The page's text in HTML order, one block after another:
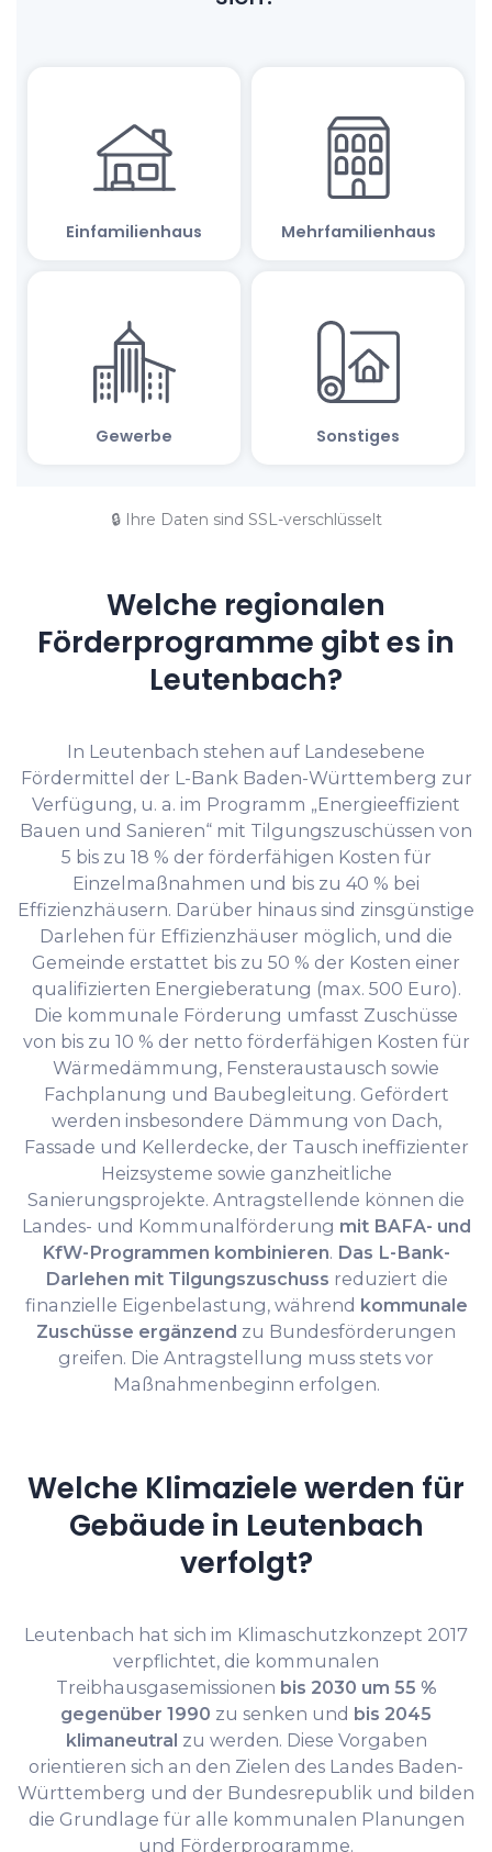
🔒 Ihre Daten sind SSL-verschlüsselt
Welche regionalen
Förderprogramme gibt es in
Leutenbach?
In Leutenbach stehen auf Landesebene
Fördermittel der L-Bank Baden-Württemberg zur
Verfügung, u. a. im Programm „Energieeffizient
Bauen und Sanieren“ mit Tilgungszuschüssen von
5 bis zu 18 % der förderfähigen Kosten für
Einzelmaßnahmen und bis zu 40 % bei
Effizienzhäusern. Darüber hinaus sind zinsgünstige
Darlehen für Effizienzhäuser möglich, und die
Gemeinde erstattet bis zu 50 % der Kosten einer
qualifizierten Energieberatung (max. 500 Euro).
Die kommunale Förderung umfasst Zuschüsse
von bis zu 10 % der netto förderfähigen Kosten für
Wärmedämmung, Fensteraustausch sowie
Fachplanung und Baubegleitung. Gefördert
werden insbesondere Dämmung von Dach,
Fassade und Kellerdecke, der Tausch ineffizienter
Heizsysteme sowie ganzheitliche
Sanierungsprojekte. Antragstellende können die
Landes- und Kommunalförderung mit BAFA- und
KfW-Programmen kombinieren. Das L-Bank-
Darlehen mit Tilgungszuschuss reduziert die
finanzielle Eigenbelastung, während kommunale
Zuschüsse ergänzend zu Bundesförderungen
greifen. Die Antragstellung muss stets vor
Maßnahmenbeginn erfolgen.
Welche Klimaziele werden für
Gebäude in Leutenbach
verfolgt?
Leutenbach hat sich im Klimaschutzkonzept 2017
verpflichtet, die kommunalen
Treibhausgasemissionen bis 2030 um 55 %
gegenüber 1990 zu senken und bis 2045
klimaneutral zu werden. Diese Vorgaben
orientieren sich an den Zielen des Landes Baden-
Württemberg und der Bundesrepublik und bilden
die Grundlage für alle kommunalen Planungen
und Förderprogramme.